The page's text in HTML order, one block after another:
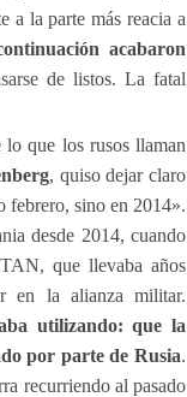
a la parte más reacia a
acabaron
de listos. La fatal
que los rusos llaman
, quiso dejar claro
febrero, sino en 2014».
desde 2014, cuando
que llevaba años
en la alianza militar.
utilizando: que la
por parte de Rusia.
recurriendo al pasado